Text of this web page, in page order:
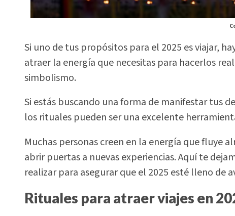
Si uno de tus propósitos para el 2025 es viajar,
atraer la energía que necesitas para hacerlos
simbolismo.
Si estás buscando una forma de manifestar tus
los rituales pueden ser una excelente
Muchas personas creen en la energía que fluye
abrir puertas a nuevas experiencias. Aquí te
realizar para asegurar que el 2025 esté lleno de
Rituales para atraer viajes en